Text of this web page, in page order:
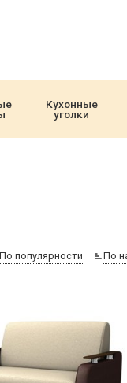
Кухонные
уголки
По популярности По